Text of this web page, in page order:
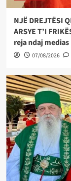
NJË DREJTËSI
ARSYE T’I
reja ndaj medias
07/08/2026